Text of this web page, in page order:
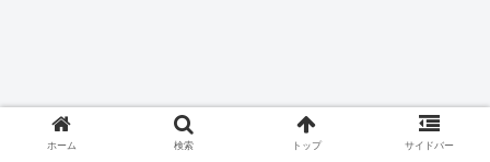
ホーム 検索 トップ サイドバー